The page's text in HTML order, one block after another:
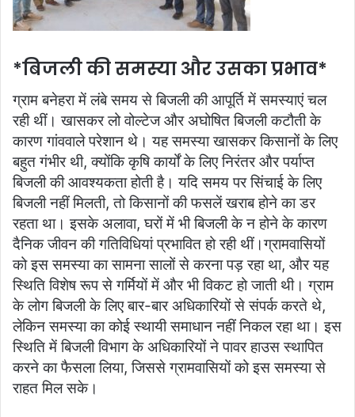
*बिजली की समस्या और उसका प्रभाव*
ग्राम बनेहरा में लंबे समय से बिजली की आपूर्ति में समस्याएं चल
रही थीं। खासकर लो वोल्टेज और अघोषित बिजली कटौती के
कारण गांववाले परेशान थे। यह समस्या खासकर किसानों के लिए
बहुत गंभीर थी, क्योंकि कृषि कार्यों के लिए निरंतर और पर्याप्त
बिजली की आवश्यकता होती है। यदि समय पर सिंचाई के लिए
बिजली नहीं मिलती, तो किसानों की फसलें खराब होने का डर
रहता था। इसके अलावा, घरों में भी बिजली के न होने के कारण
दैनिक जीवन की गतिविधियां प्रभावित हो रही थीं।ग्रामवासियों
को इस समस्या का सामना सालों से करना पड़ रहा था, और यह
स्थिति विशेष रूप से गर्मियों में और भी विकट हो जाती थी। ग्राम
के लोग बिजली के लिए बार-बार अधिकारियों से संपर्क करते थे,
लेकिन समस्या का कोई स्थायी समाधान नहीं निकल रहा था। इस
स्थिति में बिजली विभाग के अधिकारियों ने पावर हाउस स्थापित
करने का फैसला लिया, जिससे ग्रामवासियों को इस समस्या से
राहत मिल सके।